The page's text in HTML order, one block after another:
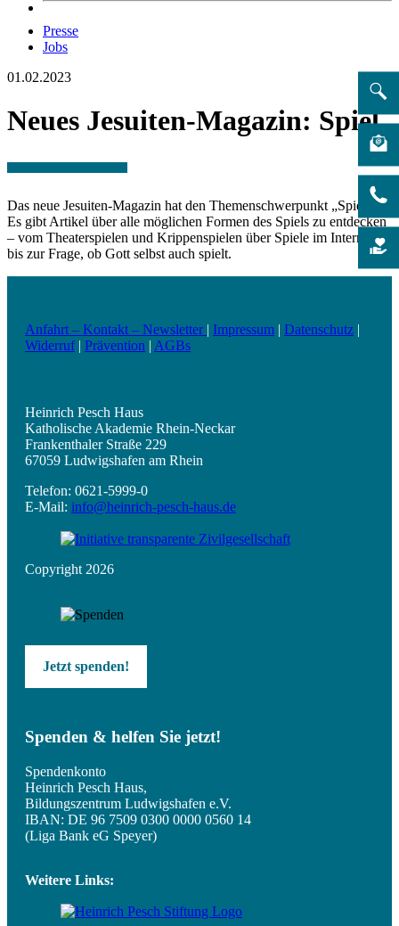
Presse
Jobs
01.02.2023
Neues Jesuiten-Magazin: Spiel
Das neue Jesuiten-Magazin hat den Themenschwerpunkt „Spiel“.
Es gibt Artikel über alle möglichen Formen des Spiels zu entdecken
– vom Theaterspielen und Krippenspielen über Spiele im Internet
bis zur Frage, ob Gott selbst auch spielt.
Anfahrt – Kontakt – Newsletter | Impressum | Datenschutz |
Widerruf| Prävention | AGBs
Heinrich Pesch Haus
Katholische Akademie Rhein-Neckar
Frankenthaler Straße 229
67059 Ludwigshafen am Rhein
Telefon: 0621-5999-0
E-Mail: info@heinrich-pesch-haus.de
Copyright 2026
Jetzt spenden!
Spenden & helfen Sie jetzt!
Spendenkonto
Heinrich Pesch Haus,
Bildungszentrum Ludwigshafen e.V.
IBAN: DE 96 7509 0300 0000 0560 14
(Liga Bank eG Speyer)
Weitere Links: